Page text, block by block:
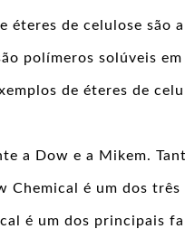
de celulose são
polímeros solúveis
de éteres de
a Dow e a Mikem.
Chemical é um dos
é um dos principais